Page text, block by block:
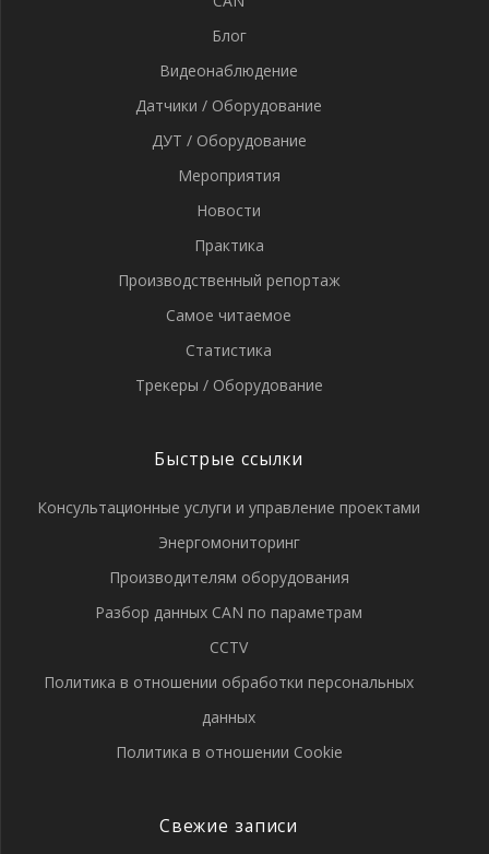
Блог
Видеонаблюдение
Датчики / Оборудование
ДУТ / Оборудование
Мероприятия
Новости
Практика
Производственный репортаж
Самое читаемое
Статистика
Трекеры / Оборудование
Быстрые ссылки
Консультационные услуги и управление проектами
Энергомониторинг
Производителям оборудования
Разбор данных CAN по параметрам
CCTV
Политика в отношении обработки персональных
данных
Политика в отношении Cookie
Свежие записи